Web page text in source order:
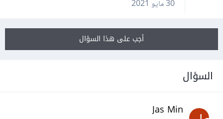
30 مايو 2021
أجب على هذا السؤال
السؤال
Jas Min